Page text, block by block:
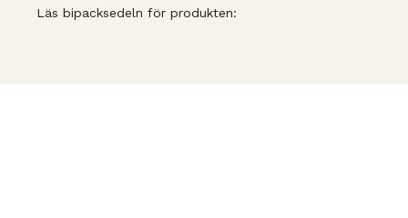
Läs bipacksedeln för produkten: